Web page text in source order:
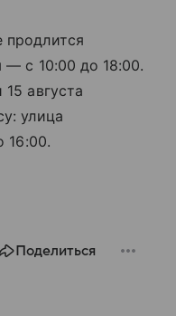
продлится
— с 10:00 до 18:00.
августа
улица
16:00.
Поделиться